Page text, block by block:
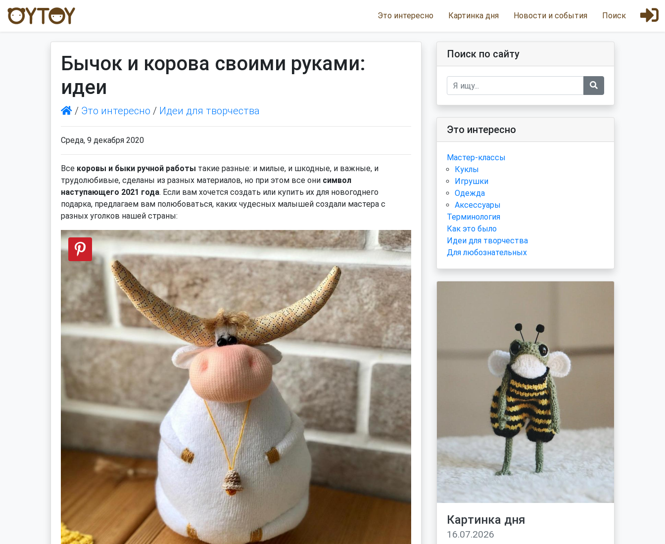
Это интересно Картинка дня Новости и события Поиск
Бычок и корова своими руками:
идеи
/ Это интересно / Идеи для творчества
Среда, 9 декабря 2020
Все коровы и быки ручной работы такие разные: и милые, и шкодные, и важные, и
трудолюбивые, сделаны из разных материалов, но при этом все они символ
наступающего 2021 года. Если вам хочется создать или купить их для новогоднего
подарка, предлагаем вам полюбоваться, каких чудесных малышей создали мастера с
разных уголков нашей страны:
Поиск по сайту
Это интересно
Мастер-классы
Куклы
Игрушки
Одежда
Аксессуары
Терминология
Как это было
Идеи для творчества
Для любознательных
Картинка дня
16.07.2026